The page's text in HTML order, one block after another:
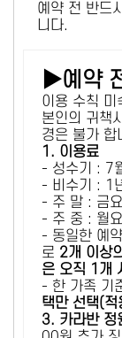
예약 전 반드
니다.
▶예약
이용 수칙 미
본인의 귀책
경은 불가 합
1. 이용료
- 성수기 : 7
- 비수기 : 1
- 주 말 : 금
- 주 중 : 월
- 동일한 예
로 2개 이상
은 오직 1개
- 한 가족 기
택만 선택(적
3. 카라반 정